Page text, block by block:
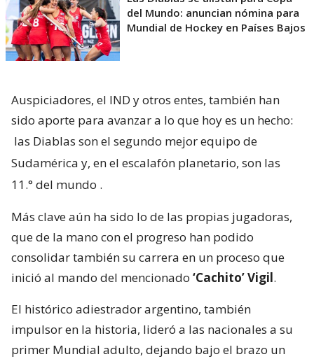
del Mundo: anuncian nómina para
Mundial de Hockey en Países Bajos
Auspiciadores, el IND y otros entes, también han
sido aporte para avanzar a lo que hoy es un hecho:
las Diablas son el segundo mejor equipo de
Sudamérica y, en el escalafón planetario, son las
11.° del mundo .
Más clave aún ha sido lo de las propias jugadoras,
que de la mano con el progreso han podido
consolidar también su carrera en un proceso que
inició al mando del mencionado ‘Cachito’ Vigil.
El histórico adiestrador argentino, también
impulsor en la historia, lideró a las nacionales a su
primer Mundial adulto, dejando bajo el brazo un